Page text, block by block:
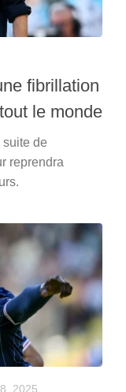
fibrillation
le monde
suite de
reprendra
2025